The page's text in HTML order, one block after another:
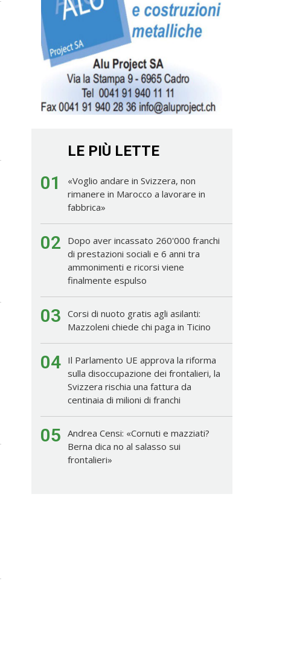
LE PIÙ LETTE
01
«Voglio andare in Svizzera, non
rimanere in Marocco a lavorare in
fabbrica»
02
Dopo aver incassato 260'000 franchi
di prestazioni sociali e 6 anni tra
ammonimenti e ricorsi viene
finalmente espulso
03 Corsi di nuoto gratis agli asilanti:
Mazzoleni chiede chi paga in Ticino
04
Il Parlamento UE approva la riforma
sulla disoccupazione dei frontalieri, la
Svizzera rischia una fattura da
centinaia di milioni di franchi
05 Andrea Censi: «Cornuti e mazziati?
Berna dica no al salasso sui
frontalieri»